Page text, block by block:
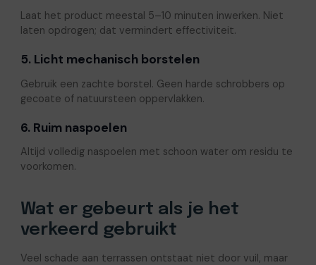
Laat het product meestal 5–10 minuten inwerken. Niet
laten opdrogen; dat vermindert effectiviteit.
5. Licht mechanisch borstelen
Gebruik een zachte borstel. Geen harde schrobbers op
gecoate of natuursteen oppervlakken.
6. Ruim naspoelen
Altijd volledig naspoelen met schoon water om residu te
voorkomen.
Wat er gebeurt als je het
verkeerd gebruikt
Veel schade aan terrassen ontstaat niet door vuil, maar